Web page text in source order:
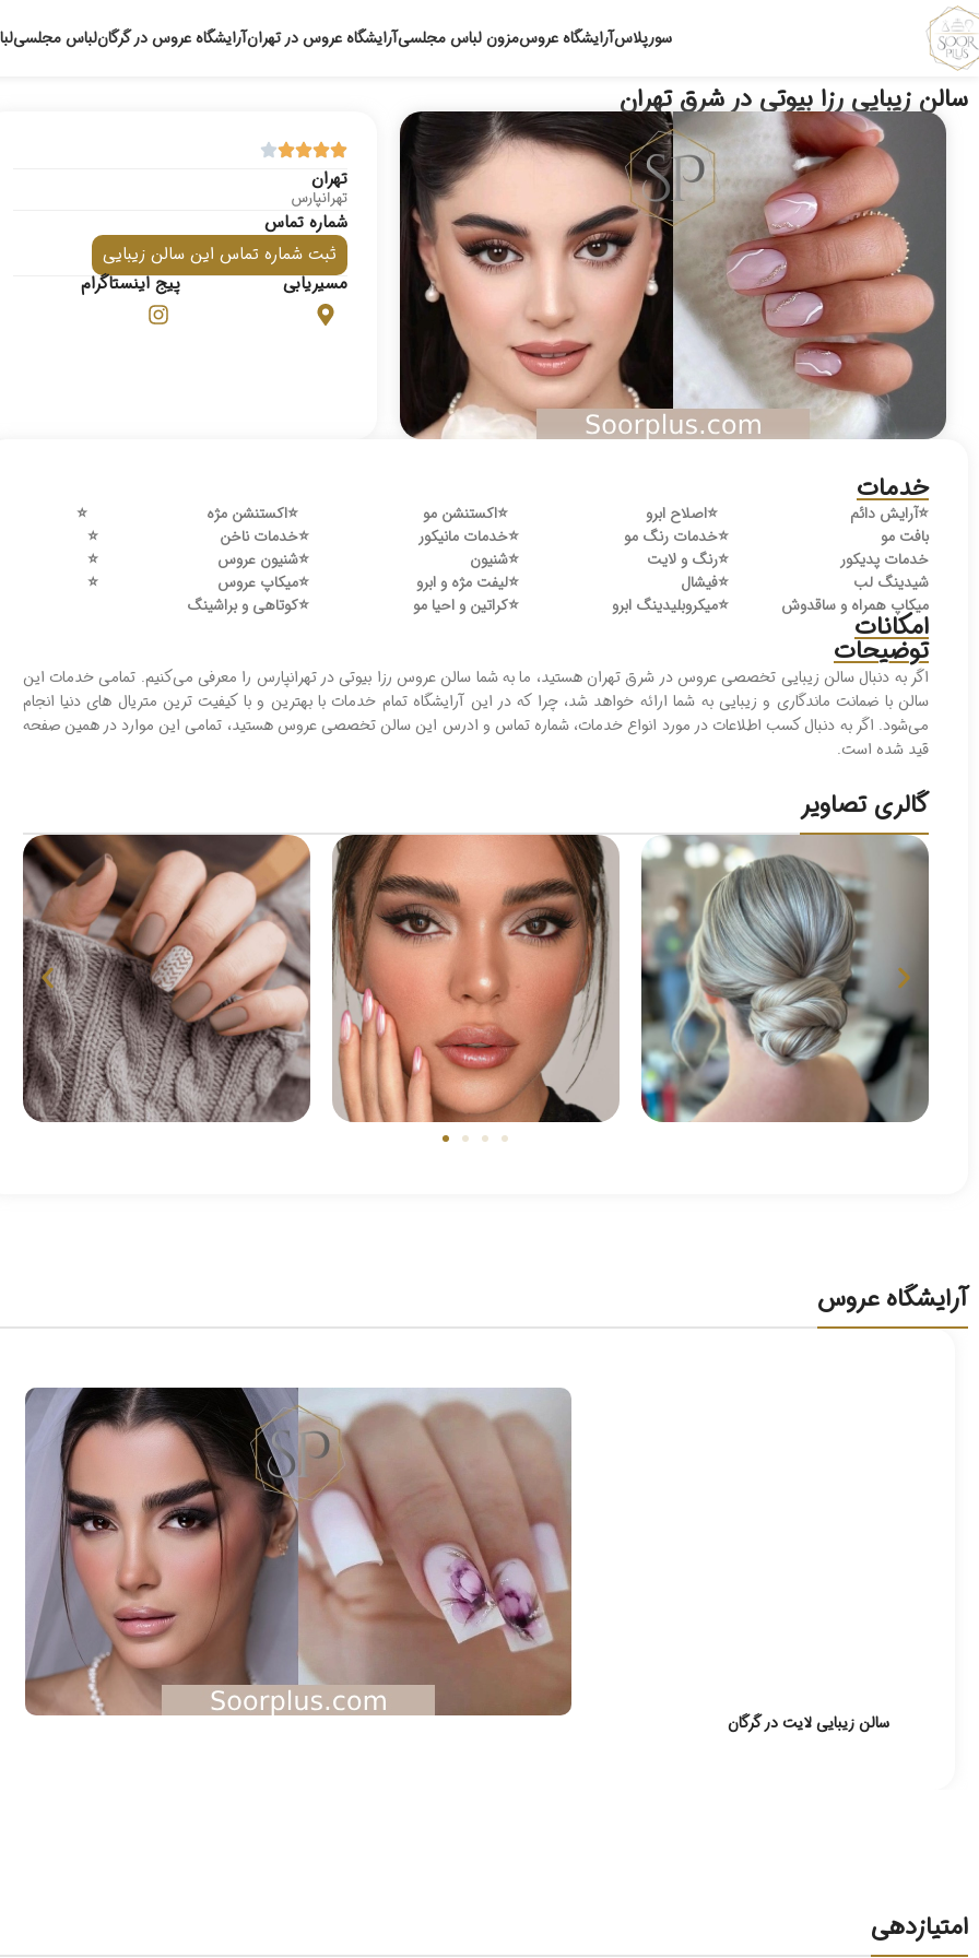
سورپلاسآرایشگاه عروسمزون لباس مجلسیآرایشگاه عروس در تهرانآرایشگاه عروس در گرگانلباس مجلسی
سالن زیبایی رزا بیوتی در شرق تهران
تهران
تهرانپارس
شماره تماس
ثبت شماره تماس این سالن زیبایی
مسیریابی
پیج اینستاگرام
خدمات
⭐️آرایش دائم ⭐️اصلاح ابرو ⭐️اکستنشن مو ⭐️اکستنشن مژه
⭐️
بافت مو
⭐️خدمات رنگ مو ⭐️خدمات مانیکور ⭐️خدمات ناخن
⭐️
خدمات پدیکور
⭐️رنگ و لایت ⭐️شنیون ⭐️شنیون عروس
⭐️
شیدینگ لب
⭐️فیشال ⭐️لیفت مژه و ابرو ⭐️میکاپ عروس
⭐️
میکاپ همراه و ساقدوش
⭐️میکروبلیدینگ ابرو ⭐️کراتین و احیا مو ⭐️کوتاهی و براشینگ
امکانات
توضیحات
اگر به دنبال سالن زیبایی تخصصی عروس در شرق تهران هستید، ما به شما سالن عروس رزا بیوتی در تهرانپارس را معرفی می‌کنیم. تمامی خدمات این
سالن با ضمانت ماندگاری و زیبایی به شما ارائه خواهد شد، چرا که در این آرایشگاه تمام خدمات با بهترین و با کیفیت ترین متریال های دنیا انجام
می‌شود. اگر به دنبال کسب اطلاعات در مورد انواع خدمات، شماره تماس و ادرس این سالن تخصصی عروس هستید، تمامی این موارد در همین صفحه
قید شده است.
گالری تصاویر
آرایشگاه عروس
سالن زیبایی لایت در گرگان
امتیازدهی